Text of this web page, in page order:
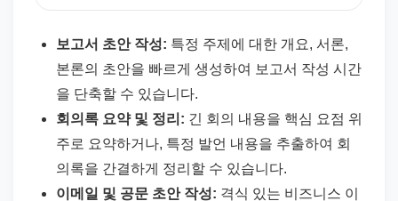
보고서 초안 작성: 특정 주제에 대한 개요, 서론,
본론의 초안을 빠르게 생성하여 보고서 작성 시간
을 단축할 수 있습니다.
회의록 요약 및 정리: 긴 회의 내용을 핵심 요점 위
주로 요약하거나, 특정 발언 내용을 추출하여 회
의록을 간결하게 정리할 수 있습니다.
이메일 및 공문 초안 작성: 격식 있는 비즈니스 이